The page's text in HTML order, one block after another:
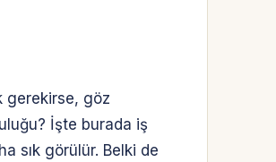
gerekirse, göz
İşte burada iş
sık görülür. Belki de